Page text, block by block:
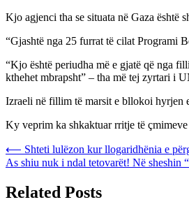
Kjo agjenci tha se situata në Gaza është
“Gjashtë nga 25 furrat të cilat Programi
“Kjo është periudha më e gjatë që nga
kthehet mbrapsht” – tha më tej zyrtari i
Izraeli në fillim të marsit e bllokoi hyrjen
Ky veprim ka shkaktuar rritje të
Post
navigation
⟵ Shteti lulëzon kur llogaridhënia e
As shiu nuk i ndal tetovarët! Në sheshin
Related Posts